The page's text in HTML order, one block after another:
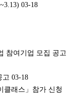
03-18
참여기업 모집 공고
고 03-18
클래스」참가 신청